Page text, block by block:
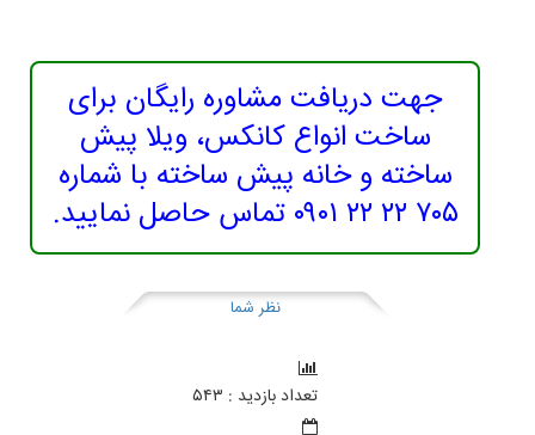
جهت دریافت مشاوره رایگان برای
ساخت انواع کانکس، ویلا پیش
ساخته و خانه پیش ساخته با شماره
۷۰۵ ۲۲ ۲۲ ۰۹۰۱ تماس حاصل نمایید.
نظر شما
تعداد بازدید : ۵۴۳